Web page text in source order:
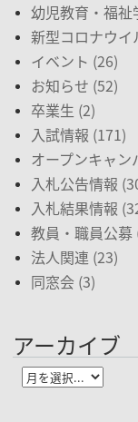
幼児教育・福祉
新型コロナウ
イベント (26)
お知らせ (52)
卒業生 (2)
入試情報 (171)
オープンキャン
入札公告情報
入札結果情報
教員・職員公募
法人関連 (23)
同窓会 (3)
アーカイブ